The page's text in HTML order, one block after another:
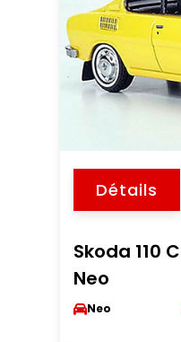
Détails
Skoda 110
Neo
Neo